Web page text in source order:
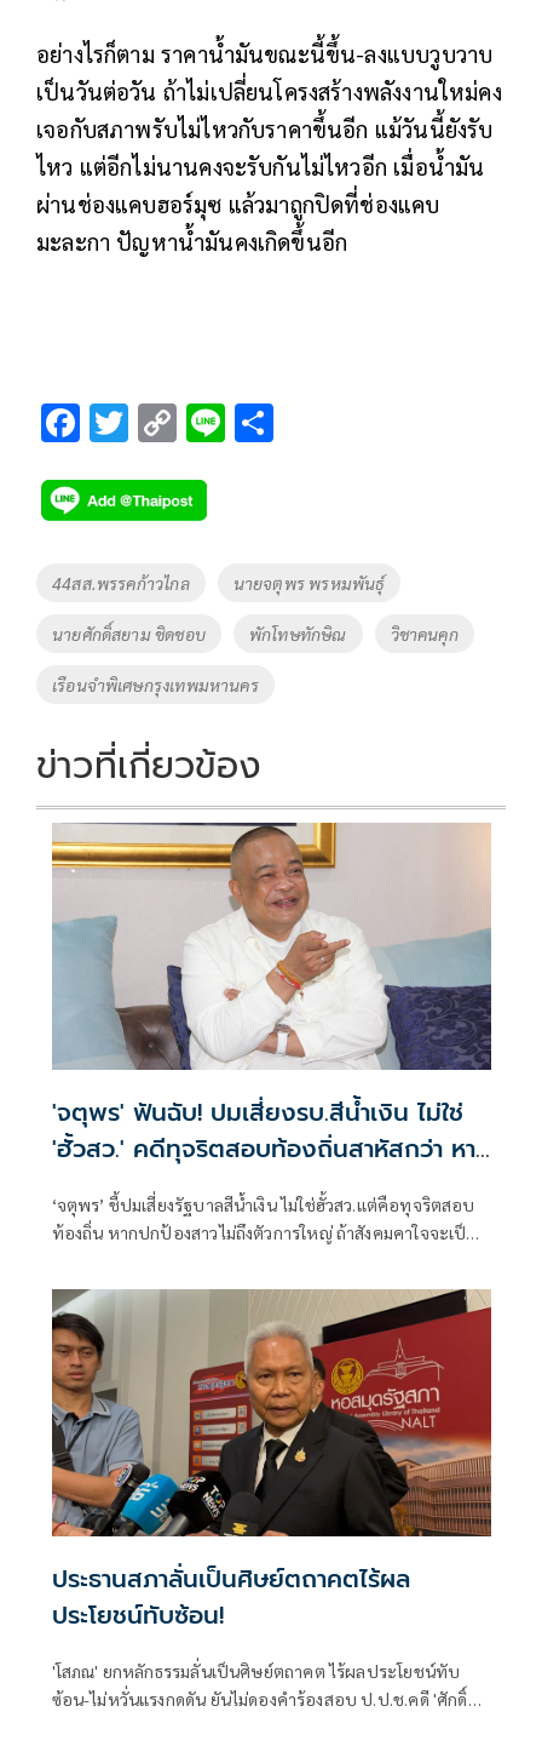
อย่างไรก็ตาม ราคาน้ำมันขณะนี้ขึ้น-ลงแบบวูบวาบ
เป็นวันต่อวัน ถ้าไม่เปลี่ยนโครงสร้างพลังงานใหม่คง
เจอกับสภาพรับไม่ไหวกับราคาขึ้นอีก แม้วันนี้ยังรับ
ไหว แต่อีกไม่นานคงจะรับกันไม่ไหวอีก เมื่อน้ำมัน
ผ่านช่องแคบฮอร์มุซ แล้วมาถูกปิดที่ช่องแคบ
มะละกา ปัญหาน้ำมันคงเกิดขึ้นอีก
F
e
b
o
o
k
T
tt
er
C
p
y
Li
k
Li
Tags
44สส.พรรคก้าวไกล นายจตุพร พรหมพันธุ์
นายศักดิ์สยาม ชิดชอบ พักโทษทักษิณ วิชาคนคุก
เรือนจำพิเศษกรุงเทพมหานคร
ข่าวที่เกี่ยวข้อง
'จตุพร' ฟันฉับ! ปมเสี่ยงรบ.สีน้ำเงิน ไม่ใช่
'ฮั้วสว.' คดีทุจริตสอบท้องถิ่นสาหัสกว่า หาก
สังคมคาใจ
‘จตุพร’ ชี้ปมเสี่ยงรัฐบาลสีน้ำเงิน ไม่ใช่ฮั้วสว.แต่คือทุจริตสอบ
ท้องถิ่น หากปกป้องสาวไม่ถึงตัวการใหญ่ ถ้าสังคมคาใจจะเป็น
ประธานสภาลั่นเป็นศิษย์ตถาคตไร้ผล
ประโยชน์ทับซ้อน!
'โสภณ' ยกหลักธรรมลั่นเป็นศิษย์ตถาคต ไร้ผลประโยชน์ทับ
ซ้อน-ไม่หวั่นแรงกดดัน ยันไม่ดองคำร้องสอบ ป.ป.ช.คดี 'ศักดิ์